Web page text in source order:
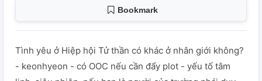
Bookmark
Tình yêu ở Hiệp hội Tử thần có khác ở nhân giới không?
- keonhyeon - có OOC nếu cần đẩy plot - yếu tố tâm